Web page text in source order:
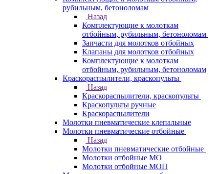
рубильным, бетоноломам
Назад
Комплектующие к молоткам
отбойным, рубильным, бетоноломам
Запчасти для молотков отбойных
Клапаны для молотков отбойных
Комплектующие к молоткам
отбойным, рубильным, бетоноломам
Краскораспылители, краскопульты
Назад
Краскораспылители, краскопульты
Краскопульты ручные
Краскораспылители
Молотки пневматические клепальные
Молотки пневматические отбойные
Назад
Молотки пневматические отбойные
Молотки отбойные МО
Молотки отбойные МОП